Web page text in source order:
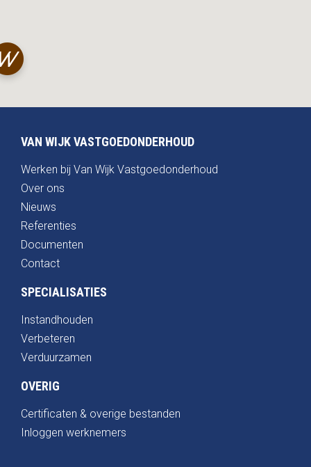
VAN WIJK VASTGOEDONDERHOUD
Werken bij Van Wijk Vastgoedonderhoud
Over ons
Nieuws
Referenties
Documenten
Contact
SPECIALISATIES
Instandhouden
Verbeteren
Verduurzamen
OVERIG
Certificaten & overige bestanden
Inloggen werknemers